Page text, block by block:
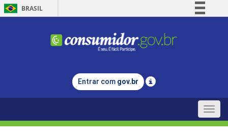
BRASIL
Comunica BR
Legislação
Entrar com gov.br
Toggle